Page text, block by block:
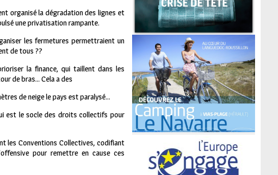
organisé la dégradation des lignes et
une privatisation rampante.
les fermetures permettraient un
de tous ??
la finance, qui taillent dans les
de bras… Cela a des
de neige le pays est paralysé…
est le socle des droits collectifs pour
les Conventions Collectives, codifiant
pour remettre en cause ces